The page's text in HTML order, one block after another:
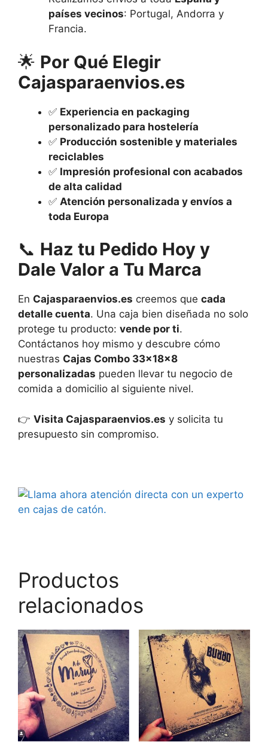
países vecinos: Portugal, Andorra y
Francia.
🌟 Por Qué Elegir
Cajasparaenvios.es
✅ Experiencia en packaging
personalizado para hostelería
✅ Producción sostenible y materiales
reciclables
✅ Impresión profesional con acabados
de alta calidad
✅ Atención personalizada y envíos a
toda Europa
📞 Haz tu Pedido Hoy y
Dale Valor a Tu Marca
En Cajasparaenvios.es creemos que cada
detalle cuenta. Una caja bien diseñada no solo
protege tu producto: vende por ti.
Contáctanos hoy mismo y descubre cómo
nuestras Cajas Combo 33x18x8
personalizadas pueden llevar tu negocio de
comida a domicilio al siguiente nivel.
👉 Visita Cajasparaenvios.es y solicita tu
presupuesto sin compromiso.
Productos
relacionados